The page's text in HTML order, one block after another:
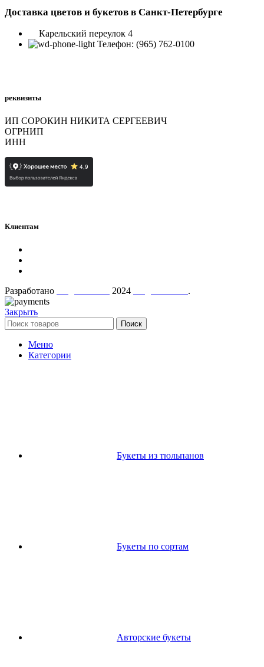
Доставка цветов и букетов в Санкт-Петербурге
Карельский переулок 4
Телефон: (965) 762-0100
реквизиты
ИП СОРОКИН НИКИТА СЕРГЕЕВИЧ
ОГРНИП
ИНН
Клиентам
Разработано
2024 .
Закрыть
Поиск
Меню
Категории
Букеты из тюльпанов
Букеты по сортам
Авторские букеты